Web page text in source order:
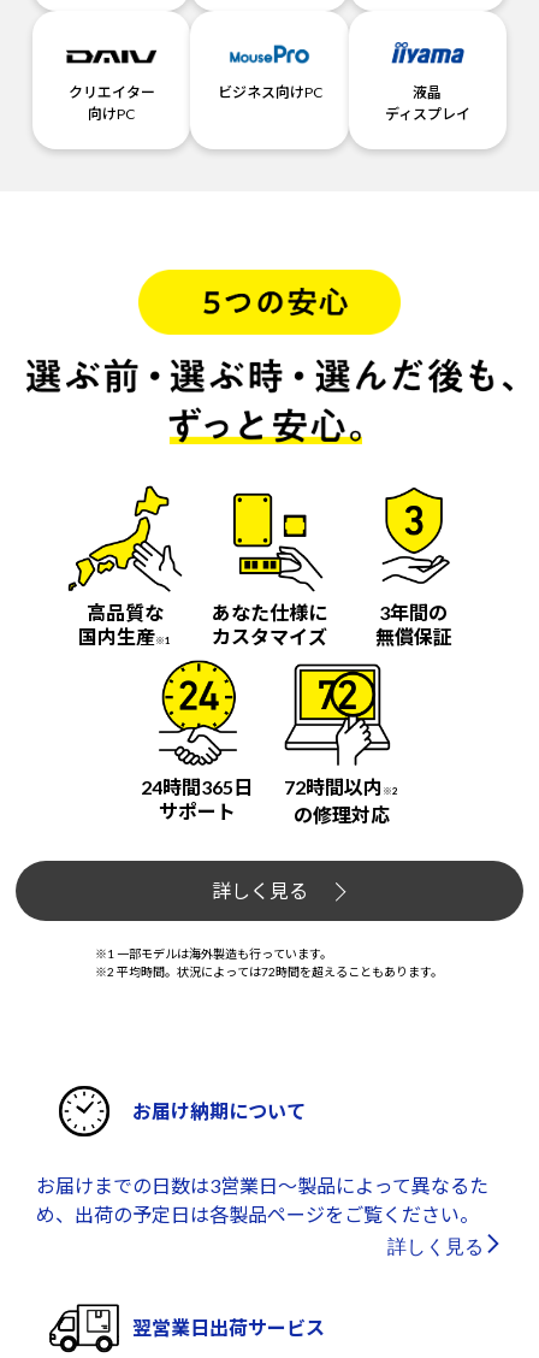
クリエイター
向けPC
ビジネス向けPC
液晶
ディスプレイ
高品質な
国内生産※1
あなた仕様に
カスタマイズ
3年間の
無償保証
24時間365日
サポート
72時間以内 ※2
の修理対応
詳しく見る
※1 一部モデルは海外製造も行っています。
※2 平均時間。状況によっては72時間を超えることもあります。
お届け納期について
お届けまでの日数は3営業日～製品によって異なるた
め、出荷の予定日は各製品ページをご覧ください。
詳しく見る
翌営業日出荷サービス